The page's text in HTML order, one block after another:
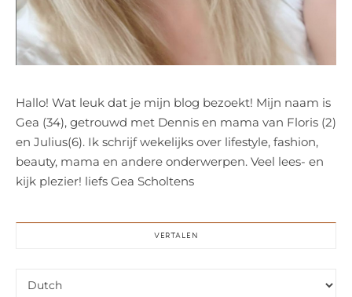
Hallo! Wat leuk dat je mijn blog bezoekt! Mijn naam is
Gea (34), getrouwd met Dennis en mama van Floris (2)
en Julius(6). Ik schrijf wekelijks over lifestyle, fashion,
beauty, mama en andere onderwerpen. Veel lees- en
kijk plezier! liefs Gea Scholtens
VERTALEN